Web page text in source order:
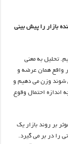
بازار را پیش بینی
تحلیل به معنی
واقع همان عرضه و
شوند وزن می دهیم و
اندازه احتمال وقوع
بر روند بازار یک
را در بر می گیرد.